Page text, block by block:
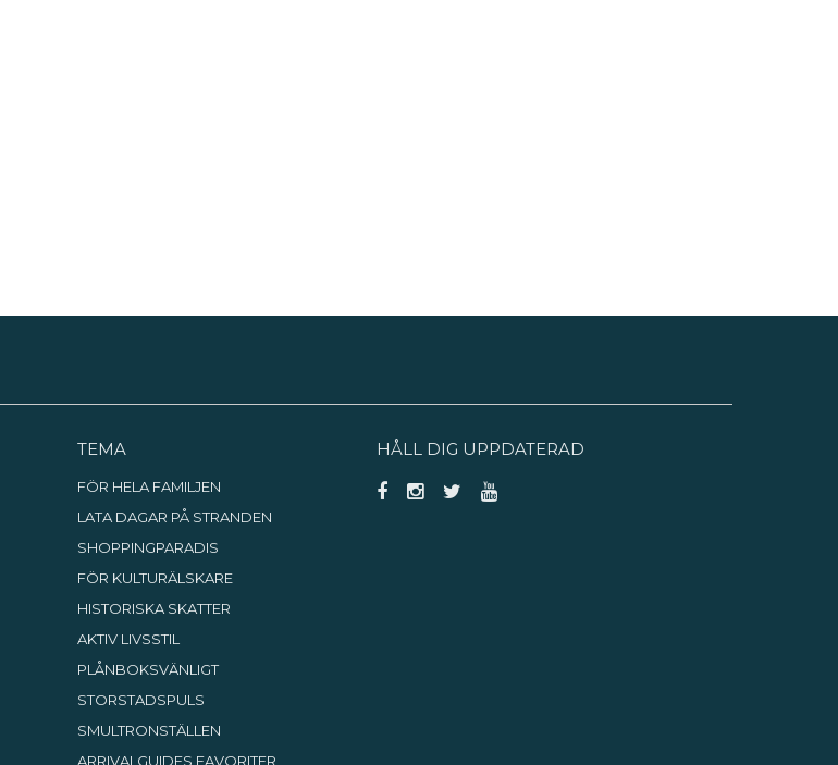
TEMA
FÖR HELA FAMILJEN
LATA DAGAR PÅ STRANDEN
SHOPPINGPARADIS
FÖR KULTURÄLSKARE
HISTORISKA SKATTER
AKTIV LIVSSTIL
PLÅNBOKSVÄNLIGT
STORSTADSPULS
SMULTRONSTÄLLEN
ARRIVALGUIDES FAVORITER
HÅLL DIG UPPDATERAD